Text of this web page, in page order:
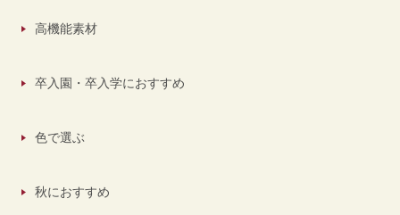
高機能素材
卒入園・卒入学におすすめ
色で選ぶ
秋におすすめ